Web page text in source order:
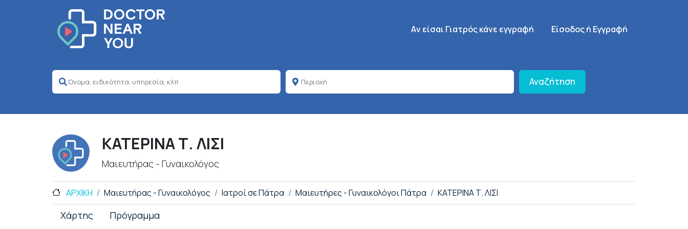
Κεντρική πλοήγηση
Aν είσαι Γιατρός κάνε εγγραφή SignUp Menu
Είσοδος ή Εγγραφή
Αναζήτηση
ΚΑΤΕΡΙΝΑ Τ. ΛΙΣΙ
Μαιευτήρας - Γυναικολόγος
ΑΡΧΙΚΗ Μαιευτήρας - Γυναικολόγος Ιατροί σε Πάτρα Μαιευτήρες - Γυναικολόγοι Πάτρα ΚΑΤΕΡΙΝΑ Τ. ΛΙΣΙ
Χάρτης Πρόγραμμα